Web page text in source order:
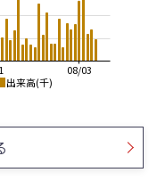
出来高(千)
08/03
1,000
1,050
1,100
1,000
1,050
1,100